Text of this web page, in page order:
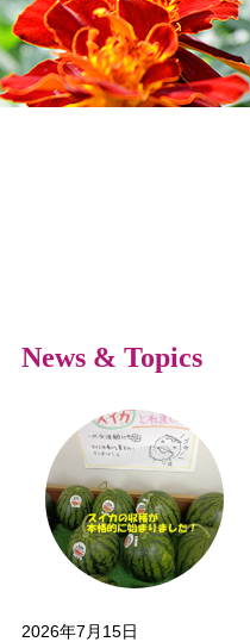
News & Topics
2026年7月15日